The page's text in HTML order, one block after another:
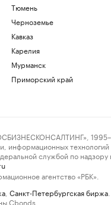
Тюмень
Черноземье
Кавказ
Карелия
Мурманск
Приморский край
информационных
службой по
агентство «РБК».
Санкт-Петербургская биржа
Cbonds.